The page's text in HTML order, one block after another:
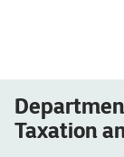
Taxation